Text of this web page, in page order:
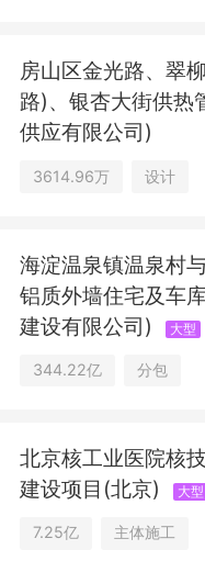
止和限制
房山区金光路、翠
路)、银杏大街供热
供应有限公司)
3614.96万 设计
海淀温泉镇温泉村
铝质外墙住宅及车
建设有限公司)
大型
344.22亿 分包
北京核工业医院核
建设项目(北京)
大型
7.25亿 主体施工